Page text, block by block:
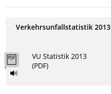
Verkehrsunfallstatistik 2013
VU Statistik 2013
(PDF)